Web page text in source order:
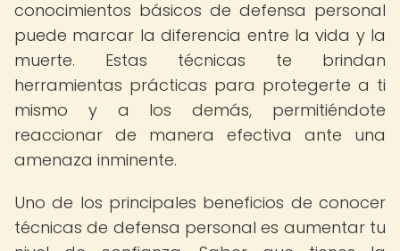
conocimientos básicos de defensa personal
puede marcar la diferencia entre la vida y la
muerte. Estas técnicas te brindan
herramientas prácticas para protegerte a ti
mismo y a los demás, permitiéndote
reaccionar de manera efectiva ante una
amenaza inminente.
Uno de los principales beneficios de conocer
técnicas de defensa personal es aumentar tu